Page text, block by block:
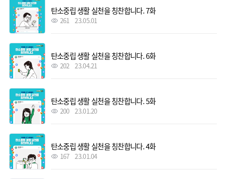
탄소중립 생활 실천을 칭찬합니다. 7화
261 23.05.01
탄소중립 생활 실천을 칭찬합니다. 6화
202 23.04.21
탄소중립 생활 실천을 칭찬합니다. 5화
200 23.01.20
탄소중립 생활 실천을 칭찬합니다. 4화
167 23.01.04